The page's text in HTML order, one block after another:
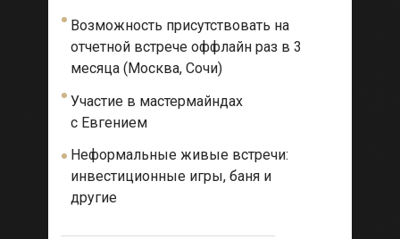
Возможность присутствовать на
отчетной встрече оффлайн раз в 3
месяца (Москва, Сочи)
Участие в мастермайндах
с Евгением
Неформальные живые встречи:
инвестиционные игры, баня и
другие